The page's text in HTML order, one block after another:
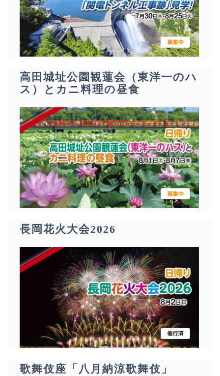
高田城址公園観蓮会（東洋一のハ
ス）とカニ料理の昼食
長岡花火大会2026
歌舞伎座「八月納涼歌舞伎」